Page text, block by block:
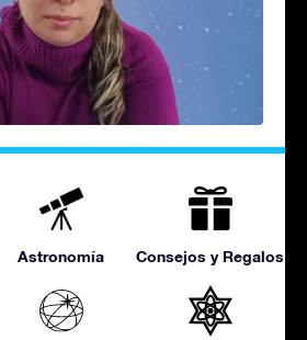
Astronomía Consejos y Regalos